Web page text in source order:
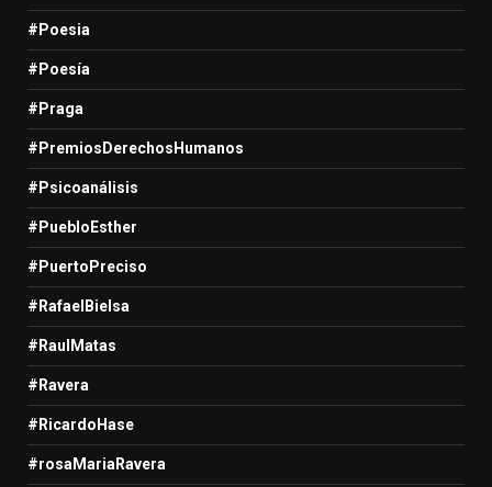
#Poesia
#Poesía
#Praga
#PremiosDerechosHumanos
#Psicoanálisis
#PuebloEsther
#PuertoPreciso
#RafaelBielsa
#RaulMatas
#Ravera
#RicardoHase
#rosaMariaRavera